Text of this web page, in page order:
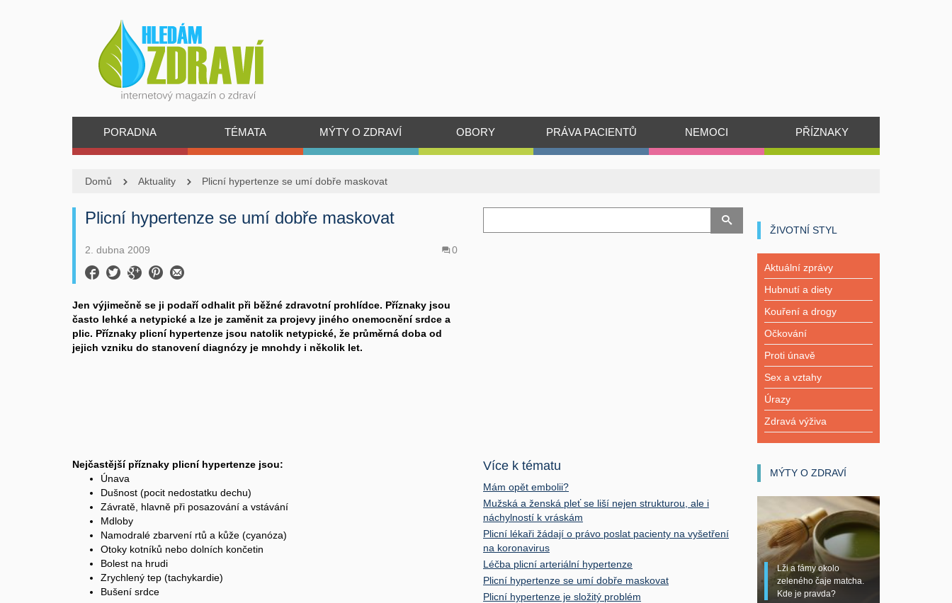
PORADNA TÉMATA MÝTY O ZDRAVÍ OBORY PRÁVA PACIENTŮ NEMOCI PŘÍZNAKY
Domů Aktuality Plicní hypertenze se umí dobře maskovat
Plicní hypertenze se umí dobře maskovat
2. dubna 2009 0
Jen výjimečně se ji podaří odhalit při běžné zdravotní prohlídce. Příznaky jsou
často lehké a netypické a lze je zaměnit za projevy jiného onemocnění srdce a
plic. Příznaky plicní hypertenze jsou natolik netypické, že průměrná doba od
jejich vzniku do stanovení diagnózy je mnohdy i několik let.
Nejčastější příznaky plicní hypertenze jsou:
Únava
Dušnost (pocit nedostatku dechu)
Závratě, hlavně při posazování a vstávání
Mdloby
Namodralé zbarvení rtů a kůže (cyanóza)
Otoky kotníků nebo dolních končetin
Bolest na hrudi
Zrychlený tep (tachykardie)
Bušení srdce
Více k tématu
Mám opět embolii?
Mužská a ženská pleť se liší nejen strukturou, ale i
náchylností k vráskám
Plicní lékaři žádají o právo poslat pacienty na vyšetření
na koronavirus
Léčba plicní arteriální hypertenze
Plicní hypertenze se umí dobře maskovat
Plicní hypertenze je složitý problém
ŽIVOTNÍ STYL
Aktuální zprávy
Hubnutí a diety
Kouření a drogy
Očkování
Proti únavě
Sex a vztahy
Úrazy
Zdravá výživa
MÝTY O ZDRAVÍ
Lži a fámy okolo
zeleného čaje matcha.
Kde je pravda?